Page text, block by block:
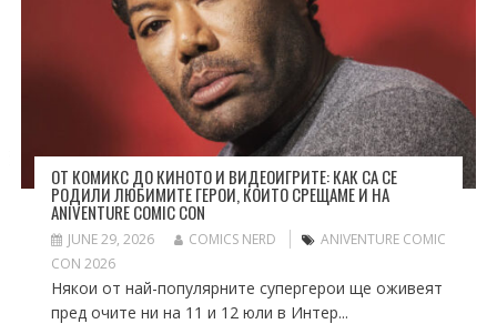
ОТ КОМИКС ДО КИНОТО И ВИДЕОИГРИТЕ: КАК СА СЕ
РОДИЛИ ЛЮБИМИТЕ ГЕРОИ, КОИТО СРЕЩАМЕ И НА
ANIVENTURE COMIC CON
JUNE 29, 2026 COMICS NERD
ANIVENTURE COMIC
CON 2026
Някои от най-популярните супергерои ще оживеят
пред очите ни на 11 и 12 юли в Интер...